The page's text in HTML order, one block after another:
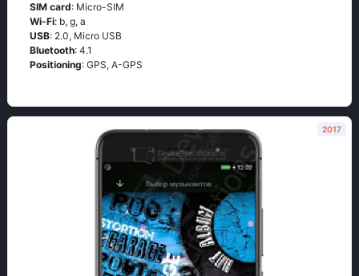
SIM card: Micro-SIM
Wi-Fi: b, g, а
USB: 2.0, Micro USB
Bluetooth: 4.1
Positioning: GРS, А-GРS
2017